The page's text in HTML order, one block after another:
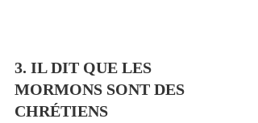
3. IL DIT QUE LES
MORMONS SONT DES
CHRÉTIENS